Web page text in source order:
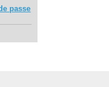
passe